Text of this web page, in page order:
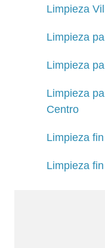
Limpieza
Limpieza
Limpieza
Limpieza
Centro
Limpieza
Limpieza